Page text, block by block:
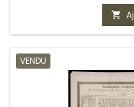

VENDU